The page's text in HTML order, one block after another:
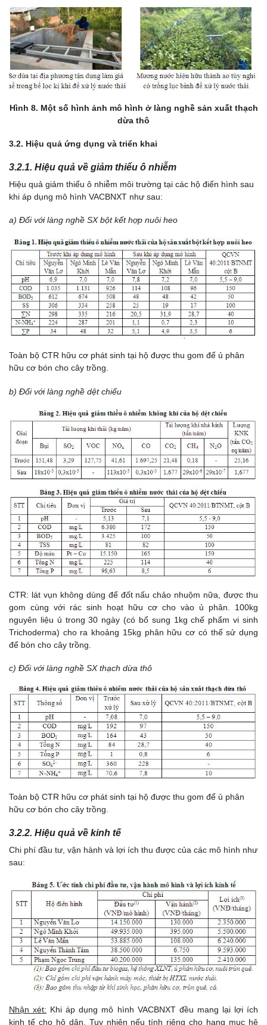
Hình 8. Một số hình ảnh mô hình ở làng nghề sản xuất thạch
dừa thô
3.2. Hiệu quả ứng dụng và triển khai
3.2.1. Hiệu quả về giảm thiểu ô nhiễm
Hiệu quả giảm thiểu ô nhiễm môi trường tại các hộ điển hình sau
khi áp dụng mô hình VACBNXT như sau:
a) Đối với làng nghề SX bột kết hợp nuôi heo
Toàn bộ CTR hữu cơ phát sinh tại hộ được thu gom để ủ phân
hữu cơ bón cho cây trồng.
b) Đối với làng nghề dệt chiếu
CTR: lát vụn không dùng để đốt nấu chảo nhuộm nữa, được thu
gom cùng với rác sinh hoạt hữu cơ cho vào ủ phân. 100kg
nguyên liệu ủ trong 30 ngày (có bổ sung 1kg chế phẩm vi sinh
Trichoderma) cho ra khoảng 15kg phân hữu cơ có thể sử dụng
để bón cho cây trồng.
c) Đối với làng nghề SX thạch dừa thô
Toàn bộ CTR hữu cơ phát sinh tại hộ được thu gom để ủ phân
hữu cơ bón cho cây trồng.
3.2.2. Hiệu quả về kinh tế
Chi phí đầu tư, vận hành và lợi ích thu được của các mô hình như
sau:
Nhận xét: Khi áp dụng mô hình VACBNXT đều mang lại lợi ích
kinh tế cho hộ dân. Tuy nhiên nếu tính riêng cho hạng mục hệ